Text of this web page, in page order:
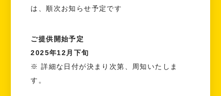
は、順次お知らせ予定です
ご提供開始予定
2025年12月下旬
※ 詳細な日付が決まり次第、周知いたしま
す。